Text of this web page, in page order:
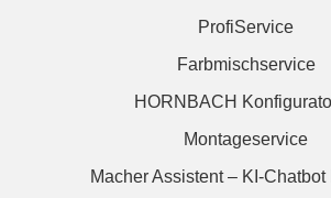
ProfiService
Farbmischservice
HORNBACH
Montageservice
Macher Assistent – KI-Chatbot